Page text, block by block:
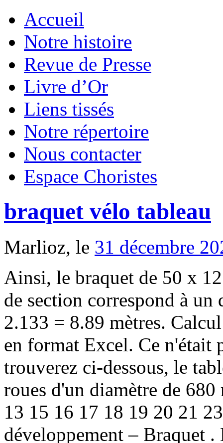
Accueil
Notre histoire
Revue de Presse
Livre d’Or
Liens tissés
Notre répertoire
Nous contacter
Espace Choristes
braquet vélo tableau
Marlioz, le 31 décembre
Ainsi, le braquet de 50 x
de section correspond à
2.133 = 8.89 mètres.
en format Excel. Ce n'était
trouverez ci-dessous, le
roues d'un diamètre de
13 15 16 17 18 19 20 21
développement – Braquet